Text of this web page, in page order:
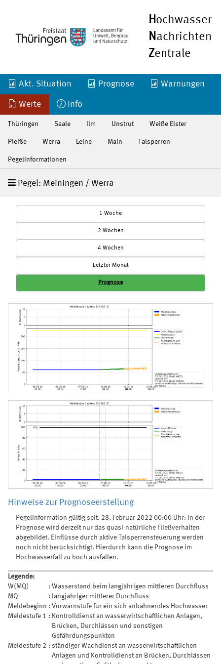
Hochwasser
Nachrichten
Zentrale
Akt. Situation Prognose Warnungen
Werte Info
Thüringen Saale Ilm Unstrut Weiße Elster
Pleiße Werra Leine Main Talsperren
Pegelinformationen
Pegel: Meiningen / Werra
1 Woche
2 Wochen
4 Wochen
Letzter Monat
Prognose
Hinweise zur Prognoseerstellung
Pegelinformation gültig seit. 28. Februar 2022 00:00 Uhr: In der
Prognose wird derzeit nur das quasi-natürliche Fließverhalten
abgebildet. Einflüsse durch aktive Talsperrensteuerung werden
noch nicht berücksichtigt. Hierdurch kann die Prognose im
Hochwasserfall zu hoch ausfallen.
Legende:
W(MQ)
: Wasserstand beim langjährigen mittleren Durchfluss
MQ
: langjähriger mittlerer Durchfluss
Meldebeginn : Vorwarnstufe für ein sich anbahnendes Hochwasser
Meldestufe 1 : Kontrolldienst an wasserwirtschaftlichen Anlagen,
Brücken, Durchlässen und sonstigen
Gefährdungspunkten
Meldestufe 2 : ständiger Wachdienst an wasserwirtschaftlichen
Anlagen und Kontrolldienst an Brücken, Durchlässen